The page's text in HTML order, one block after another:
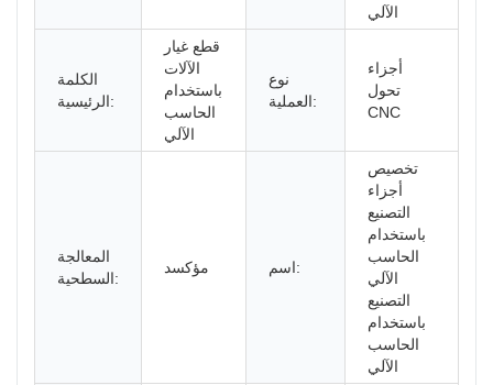
الآلي
الكلمة
الرئيسية:
قطع غيار
الآلات
باستخدام
الحاسب
الآلي
نوع
العملية:
أجزاء
تحول
CNC
المعالجة
السطحية:
مؤكسد اسم:
تخصيص
أجزاء
التصنيع
باستخدام
الحاسب
الآلي
التصنيع
باستخدام
الحاسب
الآلي